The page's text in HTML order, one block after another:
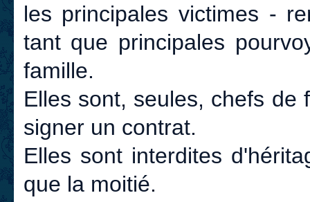
les principales victimes -
tant que principales
famille.
Elles sont, seules, chefs de
signer un contrat.
Elles sont interdites
que la moitié.